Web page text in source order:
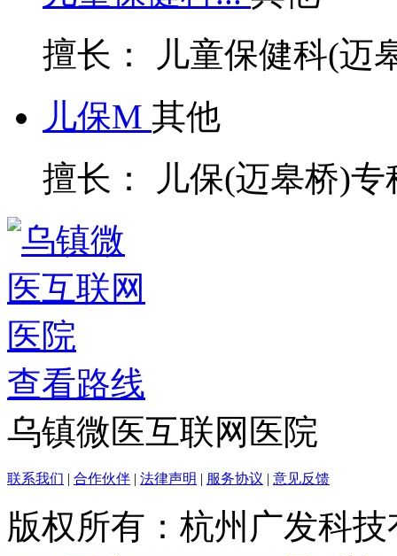
擅长： 儿童保健科(迈
儿保M 其他
擅长： 儿保(迈皋桥)专
查看路线
乌镇微医互联网医院
联系我们 | 合作伙伴 | 法律声明 | 服务协议 | 意见反馈
版权所有：杭州广发科